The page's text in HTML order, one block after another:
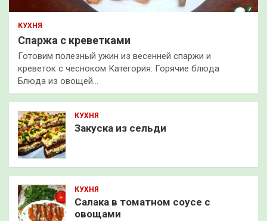
КУХНЯ
Спаржа с креветками
Готовим полезный ужин из весенней спаржи и
креветок с чесноком Категория: Горячие блюда
Блюда из овощей…
КУХНЯ
Закуска из сельди
КУХНЯ
Салака в томатном соусе с
овощами